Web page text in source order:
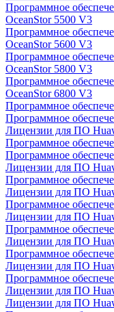
Программное
OceanStor 5500 V3
Программное
OceanStor 5600 V3
Программное
OceanStor 5800 V3
Программное
OceanStor 6800 V3
Программное
Программное
Лицензии для ПО
Программное
Программное
Лицензии для ПО
Программное
Лицензии для ПО
Программное
Лицензии для ПО
Программное
Лицензии для ПО
Программное
Лицензии для ПО
Программное
Лицензии для ПО
Лицензии для ПО